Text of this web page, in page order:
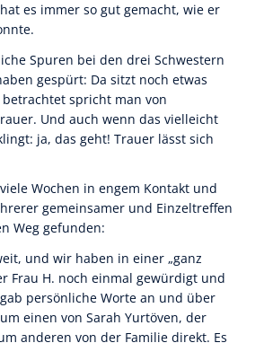
European Commission | Cookies Policy
powered by WPCookiePro
es immer so gut gemacht, wie er
Spuren bei den drei Schwestern
gespürt: Da sitzt noch etwas
spricht man von
Und auch wenn das vielleicht
ja, das geht! Trauer lässt sich
Wochen in engem Kontakt und
gemeinsamer und Einzeltreffen
Weg gefunden:
und wir haben in einer „ganz
Frau H. noch einmal gewürdigt und
persönliche Worte an und über
einen von Sarah Yurtöven, der
anderen von der Familie direkt. Es